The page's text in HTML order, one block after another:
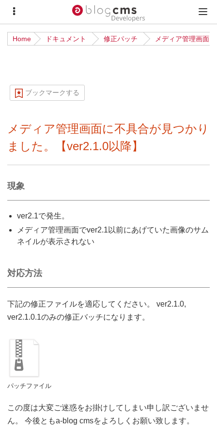
サ
イ
ド
ュ
メ
イ
ン
Home ドキュメント 修正パッチ メディア管理画面
ブックマークする
メディア管理画面に不具合が見つかり
ました。【ver2.1.0以降】
現象
ver2.1で発生。
メディア管理画面でver2.1以前にあげていた画像のサム
ネイルが表示されない
対応方法
下記の修正ファイルを適応してください。 ver2.1.0,
ver2.1.0.1のみの修正バッチになります。
パッチファイル
この度は大変ご迷惑をお掛けしてしまい申し訳ございませ
ん。 今後ともa-blog cmsをよろしくお願い致します。